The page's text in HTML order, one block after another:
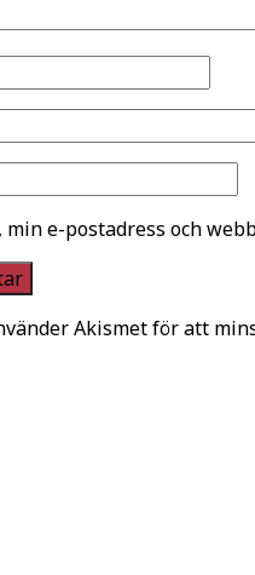
e-postadress och
Akismet för att